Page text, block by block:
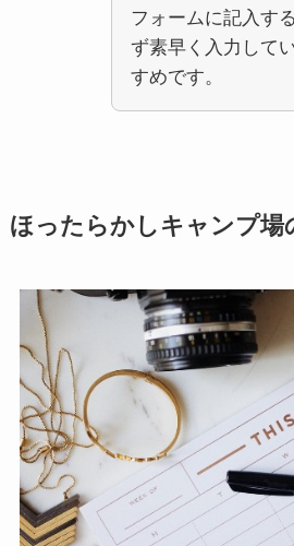
フォームに記入す
ず素早く入力して
すめです。
ほったらかしキャンプ場